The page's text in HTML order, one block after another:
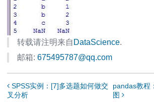
转载请注明来自 DataScience.
邮箱: 675495787@qq.com
SPSS实例：[7]多选题如何做交
叉分析
pandas教程
图